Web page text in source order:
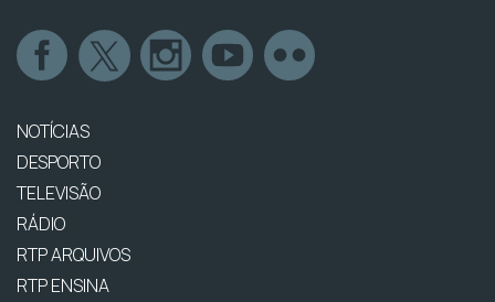
NOTÍCIAS
DESPORTO
TELEVISÃO
RÁDIO
RTP ARQUIVOS
RTP ENSINA